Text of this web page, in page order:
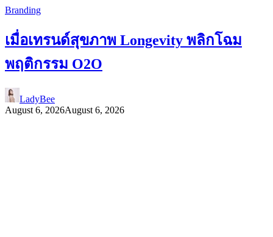
Branding
เมื่อเทรนด์สุขภาพ Longevity พลิกโฉม
พฤติกรรม O2O
LadyBee
August 6, 2026August 6, 2026